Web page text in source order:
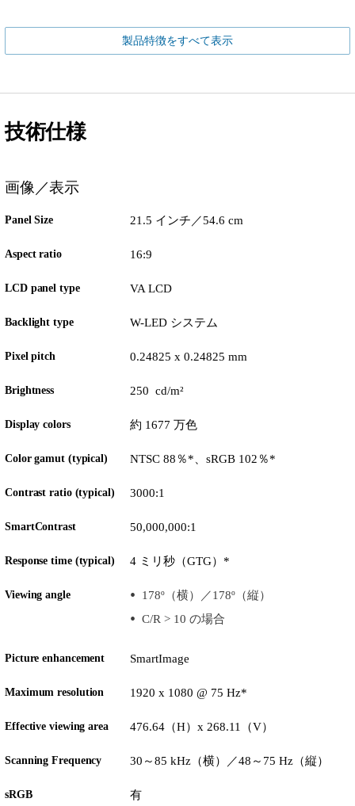
製品特徴をすべて表示
技術仕様
画像／表示
Panel Size 21.5 インチ／54.6 cm
Aspect ratio 16:9
LCD panel type VA LCD
Backlight type W-LED システム
Pixel pitch 0.24825 x 0.24825 mm
Brightness 250 cd/m²
Display colors 約 1677 万色
Color gamut (typical) NTSC 88％*、sRGB 102％*
Contrast ratio (typical) 3000:1
SmartContrast 50,000,000:1
Response time (typical) 4 ミリ秒（GTG）*
Viewing angle
178º（横）／178º（縦）
C/R > 10 の場合
Picture enhancement SmartImage
Maximum resolution 1920 x 1080 @ 75 Hz*
Effective viewing area 476.64（H）x 268.11（V）
Scanning Frequency 30～85 kHz（横）／48～75 Hz（縦）
sRGB 有